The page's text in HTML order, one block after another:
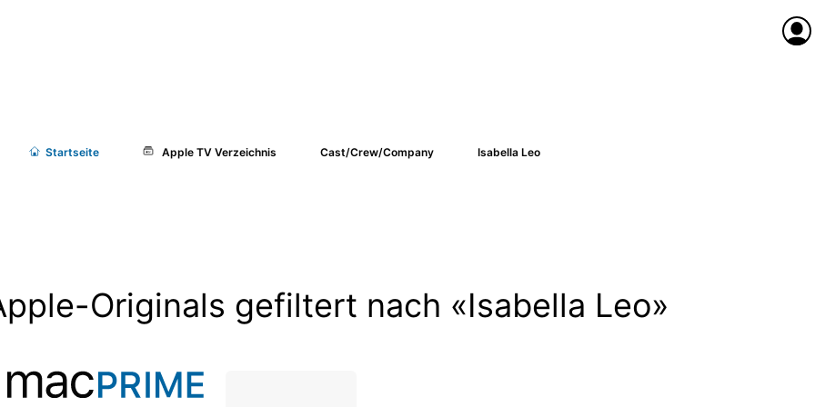
Startseite Apple TV Verzeichnis Cast/Crew/Company Isabella Leo
Originals gefiltert nach «Isabella Leo»